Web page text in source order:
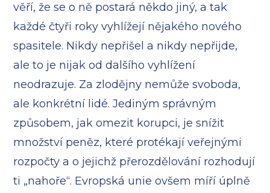
věří, že se o ně postará někdo jiný, a tak
každé čtyři roky vyhlížejí nějakého nového
spasitele. Nikdy nepřišel a nikdy nepřijde,
ale to je nijak od dalšího vyhlížení
neodrazuje. Za zlodějny nemůže svoboda,
ale konkrétní lidé. Jediným správným
způsobem, jak omezit korupci, je snížit
množství peněz, které protékají veřejnými
rozpočty a o jejichž přerozdělování rozhodují
ti „nahoře“. Evropská unie ovšem míří úplně